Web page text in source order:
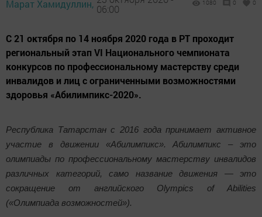
Марат Хамидуллин, 06:00
1080 0 0
С 21 октября по 14 ноября 2020 года в РТ проходит
региональный этап VI Национального чемпионата
конкурсов по профессиональному мастерству среди
инвалидов и лиц с ограниченными возможностями
здоровья «Абилимпикс-2020».
Республика Татарстан с 2016 года принимает активное
участие в движении «Абилимпикс». Абилимпикс – это
олимпиады по профессиональному мастерству инвалидов
различных категорий, само название движения — это
сокращение от английского Olympics of Abilities
(«Олимпиада возможностей»).